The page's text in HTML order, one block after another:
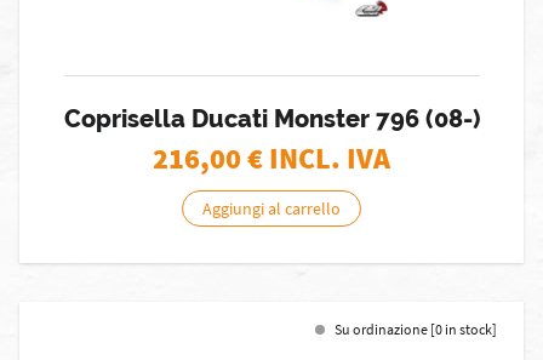
Coprisella Ducati Monster 796 (08-)
216,00€ INCL. IVA
Aggiungi al carrello
Su ordinazione [0 in stock]